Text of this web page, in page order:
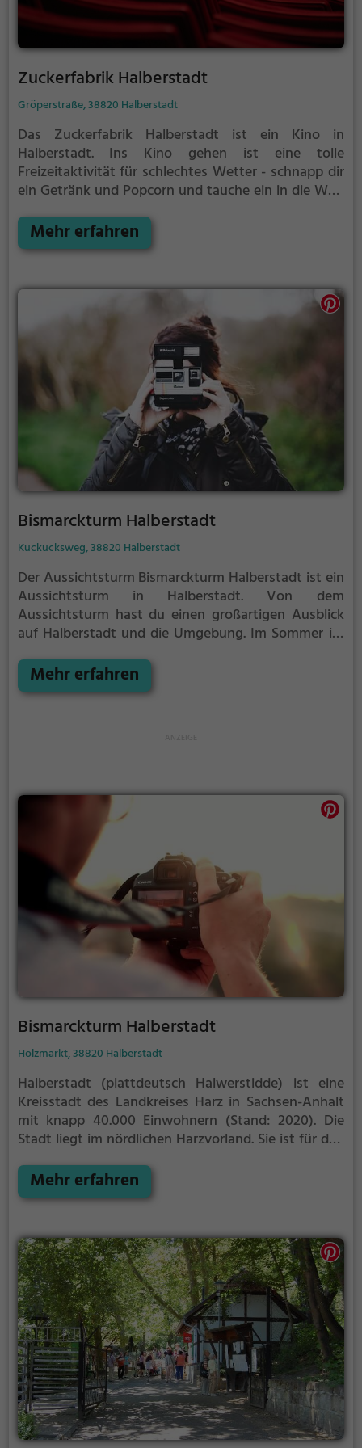
Zuckerfabrik Halberstadt
Gröperstraße, 38820 Halberstadt
Das Zuckerfabrik Halberstadt ist ein Kino in
Halberstadt. Ins Kino gehen ist eine tolle
Freizeitaktivität für schlechtes Wetter - schnapp dir
ein Getränk und Popcorn und tauche ein in die Welt
Mehr erfahren
Bismarckturm Halberstadt
Kuckucksweg, 38820 Halberstadt
Der Aussichtsturm Bismarckturm Halberstadt ist ein
Aussichtsturm in Halberstadt. Von dem
Aussichtsturm hast du einen großartigen Ausblick
auf Halberstadt und die Umgebung. Im Sommer ist
schönes Ausflugsziel für Familienausflüge,
Wanderungen oder zum Picknicken und lockt an
Mehr erfahren
Bismarckturm Halberstadt
Holzmarkt, 38820 Halberstadt
Halberstadt (plattdeutsch Halwerstidde) ist eine
Kreisstadt des Landkreises Harz in Sachsen-Anhalt
mit knapp 40.000 Einwohnern (Stand: 2020). Die
Stadt liegt im nördlichen Harzvorland. Sie ist für den
bekannt. Im 18. Jahrhundert waren die
Stadtbewohner zu einem Zehntel jüdisch. Die
Luftangriff zu mehr als 80 % zerstört. Während die
DDR wenig Interesse für den Erhalt der historischen
Bausubstanz hatte, sind seit 1990 viele Bauwerke
saniert worden.
Mehr erfahren